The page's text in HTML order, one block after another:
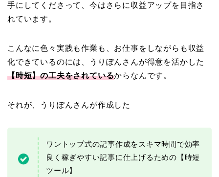
手にしてくださって、今はさらに収益アップを目指さ
れています。
こんなに色々実践も作業も、お仕事をしながらも収益
化できているのには、うりぽんさんが得意を活かした
【時短】の工夫をされているからなんです。
それが、うりぽんさんが作成した
ワントップ式の記事作成をスキマ時間で効率
良く稼ぎやすい記事に仕上げるための【時短
ツール】